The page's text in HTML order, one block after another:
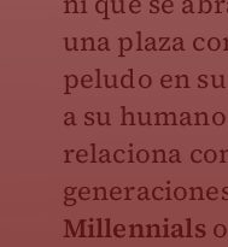
una plaza
peludo en
a su
relaciona
Millennials o